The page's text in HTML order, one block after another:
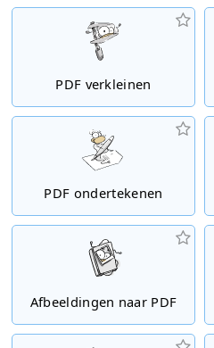
PDF verkleinen
PDF ondertekenen
Afbeeldingen naar PDF